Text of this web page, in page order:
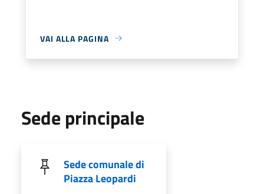
VAI ALLA PAGINA
Sede principale
Sede comunale di
Piazza Leopardi